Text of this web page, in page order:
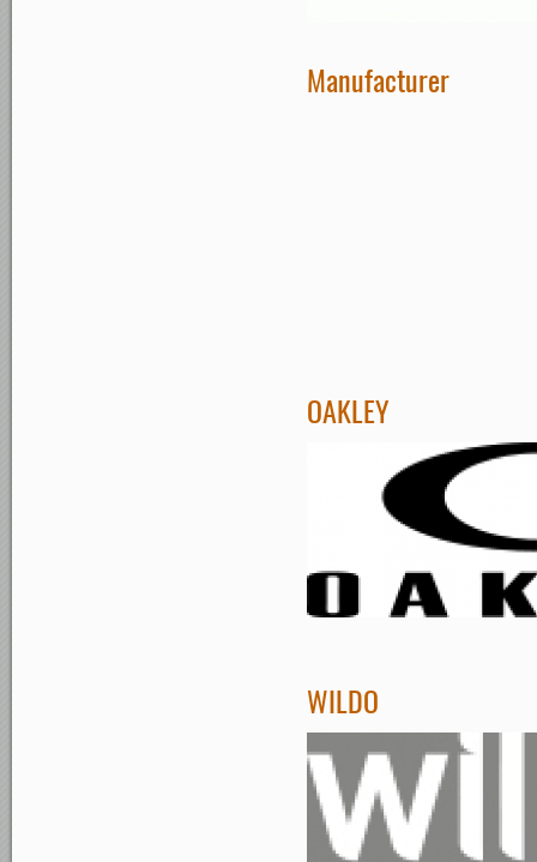
Manufacturer
OAKLEY
WILDO